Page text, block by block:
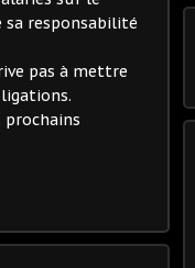
sa responsabilité
pas à mettre
prochains